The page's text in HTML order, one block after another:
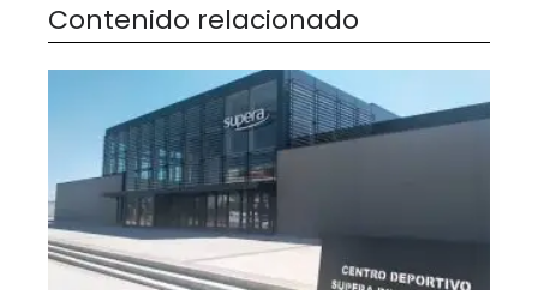
Contenido relacionado